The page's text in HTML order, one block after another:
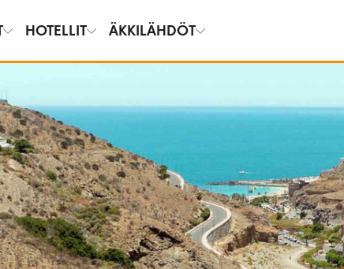
HOTELLIT ÄKKILÄHDÖT